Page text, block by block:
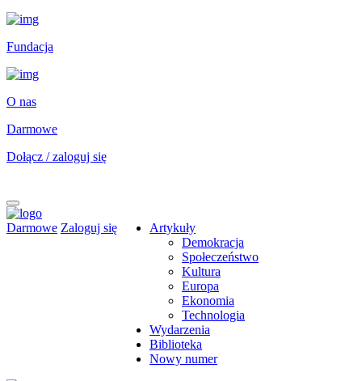
Fundacja
O nas
Darmowe
Dołącz / zaloguj się
Darmowe Zaloguj się
Artykuły
Demokracja
Społeczeństwo
Kultura
Europa
Ekonomia
Technologia
Wydarzenia
Biblioteka
Nowy numer